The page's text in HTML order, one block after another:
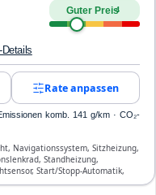
Guter Preis4
Details
Rate anpassen
komb. 141 g/km · CO₂-
Navigationssystem, Sitzheizung,
Standheizung,
Start/Stopp-Automatik,
ESP, ABS,